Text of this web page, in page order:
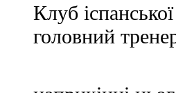
Клуб
головний